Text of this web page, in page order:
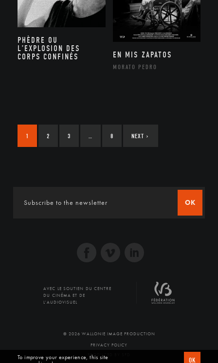
PHÈDRE OU
L’EXPLOSION DES
CORPS CONFINÉS
EN MIS ZAPATOS
MORATO PEDRO
1 2 3 8 NEXT ›
OK
AVEC LE SOUTIEN DU CENTRE
DU CINÉMA ET DE
L'AUDIOVISUEL
© 2026 WALLONIE IMAGE PRODUCTION
PRIVACY POLICY
PRODUCED BY SFD
To improve your experience, this site
OK